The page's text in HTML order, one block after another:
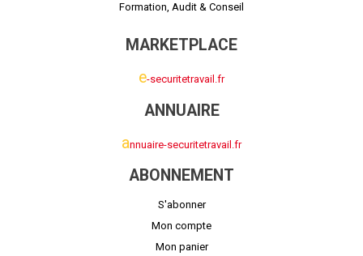
Formation, Audit & Conseil
MARKETPLACE
e-securitetravail.fr
ANNUAIRE
annuaire-securitetravail.fr
ABONNEMENT
S'abonner
Mon compte
Mon panier